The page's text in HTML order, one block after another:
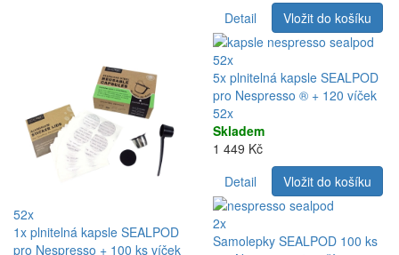
Detail Vložit do košíku
52x
1x plnitelná kapsle SEALPOD
pro Nespresso + 100 ks víček
52x
5x plnitelná kapsle SEALPOD
pro Nespresso ® + 120 víček
52x
Skladem
1 449 Kč
Detail
Vložit do košíku
2x
Samolepky SEALPOD 100 ks